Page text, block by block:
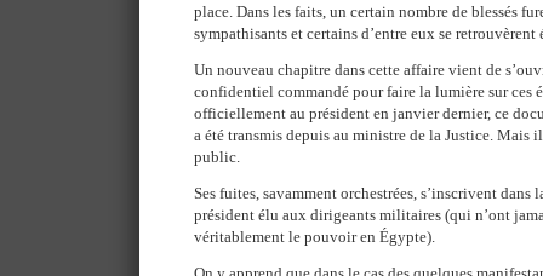
place. Dans les faits, un certain nombre de blessés
sympathisants et certains d’entre eux se
Un nouveau chapitre dans cette affaire vient de
confidentiel commandé pour faire la lumière sur ces
officiellement au président en janvier dernier, ce
a été transmis depuis au ministre de la Justice. Mais
public.
Ses fuites, savamment orchestrées, s’inscrivent dans
président élu aux dirigeants militaires (qui n’ont
véritablement le pouvoir en Égypte).